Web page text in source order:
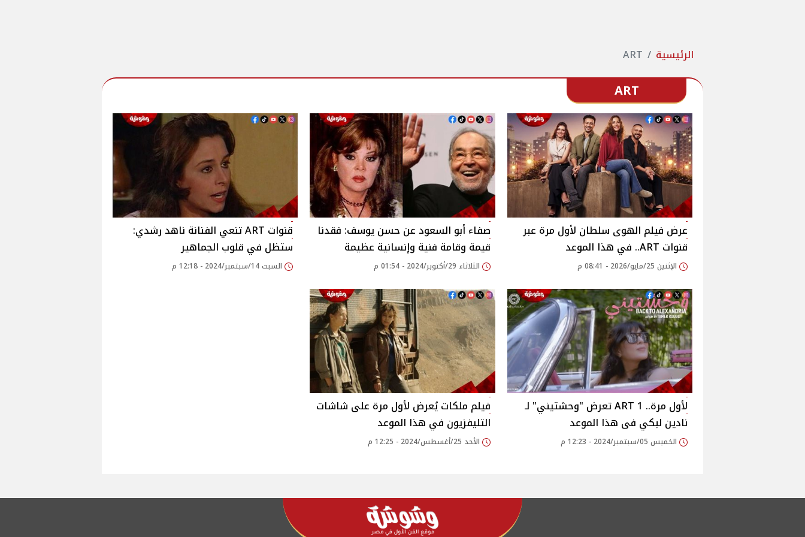
الرئيسية ART
ART
عرض فيلم الهوى سلطان لأول مرة عبر
قنوات ART.. في هذا الموعد
الإثنين 25/مايو/2026 - 08:41 م
صفاء أبو السعود عن حسن يوسف: فقدنا
قيمة وقامة فنية وإنسانية عظيمة
الثلاثاء 29/أكتوبر/2024 - 01:54 م
قنوات ART تنعي الفنانة ناهد رشدي:
ستظل في قلوب الجماهير
السبت 14/سبتمبر/2024 - 12:18 م
لأول مرة.. 1 ART تعرض "وحشتيني" لـ
نادين لبكي فى هذا الموعد
الخميس 05/سبتمبر/2024 - 12:23 م
فيلم ملكات يُعرض لأول مرة على شاشات
التليفزيون في هذا الموعد
الأحد 25/أغسطس/2024 - 12:25 م